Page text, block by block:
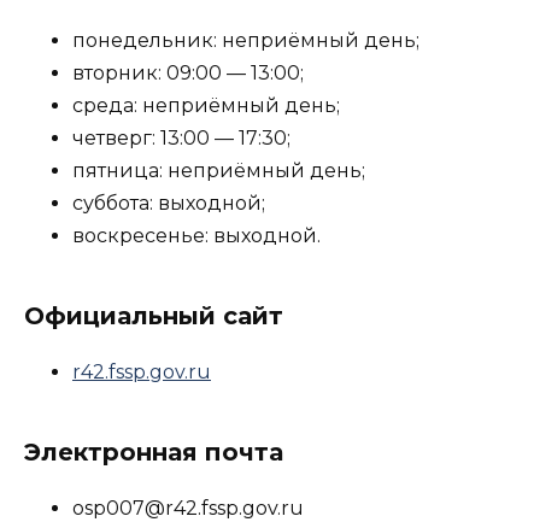
понедельник: неприёмный день;
вторник: 09:00 — 13:00;
среда: неприёмный день;
четверг: 13:00 — 17:30;
пятница: неприёмный день;
суббота: выходной;
воскресенье: выходной.
Официальный сайт
r42.fssp.gov.ru
Электронная почта
osp007@r42.fssp.gov.ru